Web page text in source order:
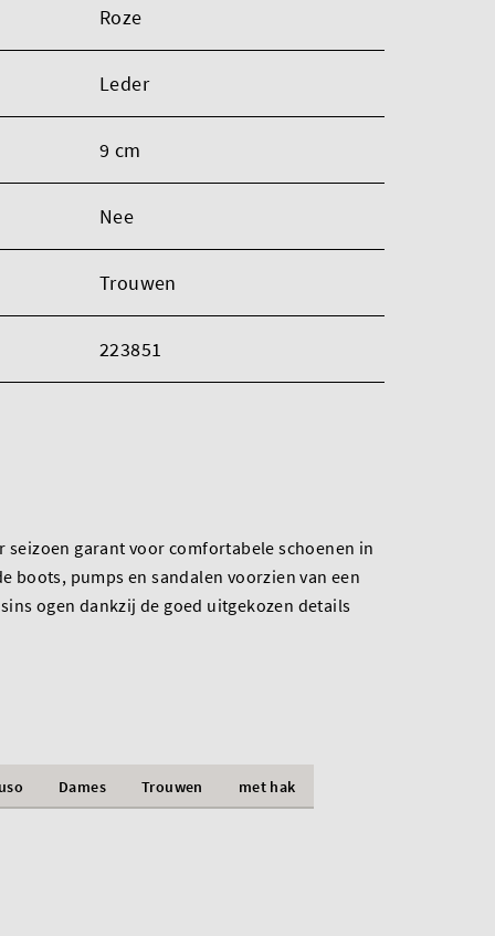
Roze
Leder
9 cm
Nee
Trouwen
223851
seizoen garant voor comfortabele schoenen in
boots, pumps en sandalen voorzien van een
ogen dankzij de goed uitgekozen details
Dames Trouwen met hak